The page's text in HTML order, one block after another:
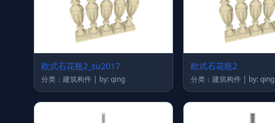
欧式石花瓶2_su2017
分类：建筑构件 | by: qing
欧式石花瓶2
分类：建筑构件 | by: qing